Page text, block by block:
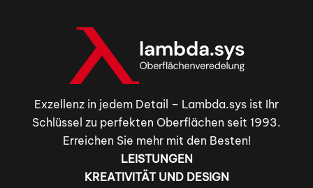
Exzellenz in jedem Detail – Lambda.sys ist Ihr
Schlüssel zu perfekten Oberflächen seit 1993.
Erreichen Sie mehr mit den Besten!
LEISTUNGEN
KREATIVITÄT UND DESIGN